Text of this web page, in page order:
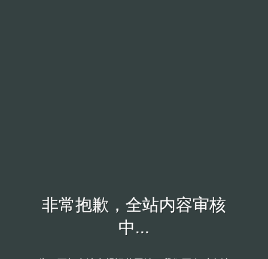
非常抱歉，全站内容审核
中...
非常抱歉，全站内容审核
中...